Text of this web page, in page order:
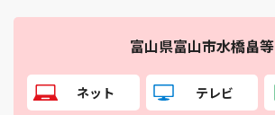
富山県富山市水橋畠等
ネット テレビ